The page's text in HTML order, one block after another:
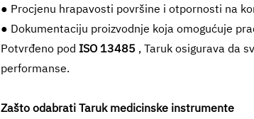
● Procjenu hrapavosti površine i otpornosti na
● Dokumentaciju proizvodnje koja omogućuje
Potvrđeno pod ISO 13485 , Taruk osigurava da
performanse.
Zašto odabrati Taruk medicinske instrumente